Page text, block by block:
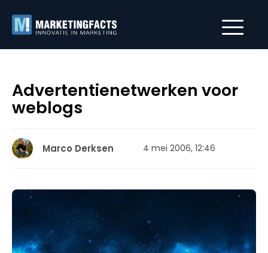
Advertentienetwerken voor
weblogs
Marco Derksen 4 mei 2006, 12:46